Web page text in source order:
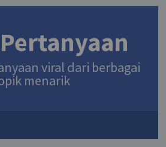
viral dari berbagai
menarik